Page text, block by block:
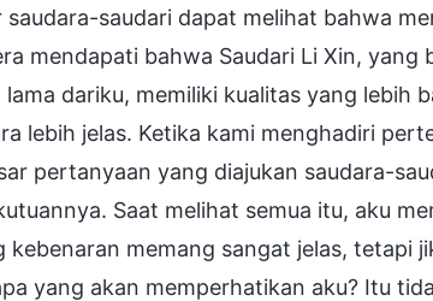
saudari dapat melihat bahwa
mendapati bahwa Saudari Li Xin, yang
dariku, memiliki kualitas yang lebih
lebih jelas. Ketika kami menghadiri
pertanyaan yang diajukan saudara-
Saat melihat semua itu, aku
kebenaran memang sangat jelas, tetapi
yang akan memperhatikan aku? Itu